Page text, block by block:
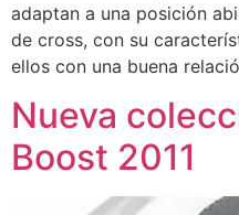
adaptan a una posición
de cross, con su
ellos con una buena
Nueva
Boost 2011